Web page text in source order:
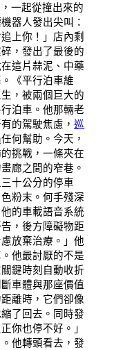
一起從撞出來的
器人發出尖叫：
上你！」店內剩
，發出了最後的
這片蒜泥、中藥
《平行泊車維
，被兩個巨大的
泊車。他那輛老
的駕駛焦慮，巡
何幫助。今天，
挑戰，一條夾在
廊之間的窄巷。
十公分的停車
粉末。何手殘深
的車載語音系統
，後方障礙物距
放棄治療。」他
他最討厭的不是
鍵時刻自動收折
車體與那座價值
離時，它們卻像
了回去。同時發
你也停不好。」
他轉頭看去，發